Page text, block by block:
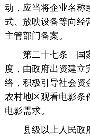
动，应当将企业名称
式、放映设备等向经
主管部门备案。
第二十七条 国家
度，由政府出资建立
络，积极引导社会资
农村地区观看电影条
电影需求。
县级以上人民政府